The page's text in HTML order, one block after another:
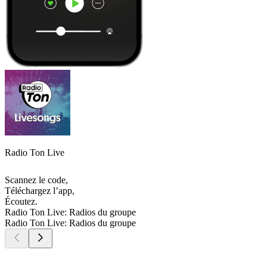
Radio Ton Live
Scannez le code,
Téléchargez l’app,
Écoutez.
Radio Ton Live: Radios du groupe
Radio Ton Live: Radios du groupe